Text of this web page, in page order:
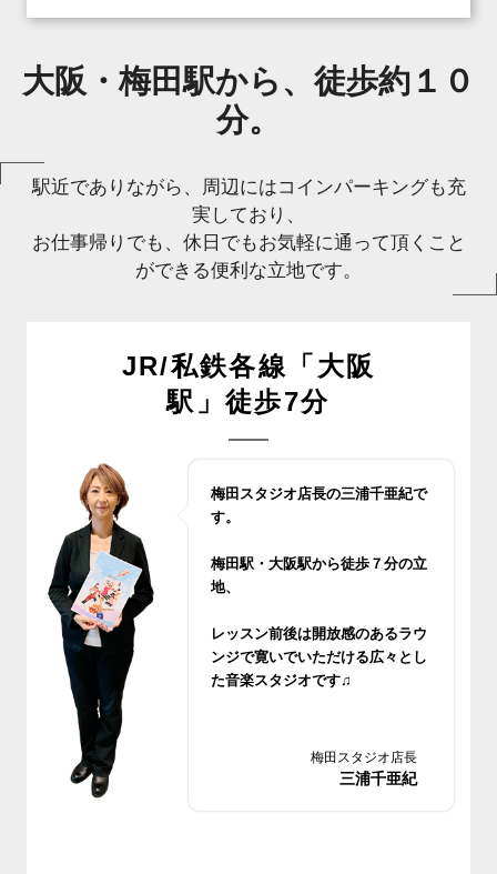
大阪・梅田駅から、徒歩約１０
分。
駅近でありながら、周辺にはコインパーキングも充
実しており、
お仕事帰りでも、休日でもお気軽に通って頂くこと
ができる便利な立地です。
JR/私鉄各線「大阪
駅」徒歩7分
梅田スタジオ店長の三浦千亜紀で
す。
梅田駅・大阪駅から徒歩７分の立
地、
レッスン前後は開放感のあるラウ
ンジで寛いでいただける広々とし
た音楽スタジオです♫
揃ってますよ！梅田スタジオ店長
三浦千亜紀